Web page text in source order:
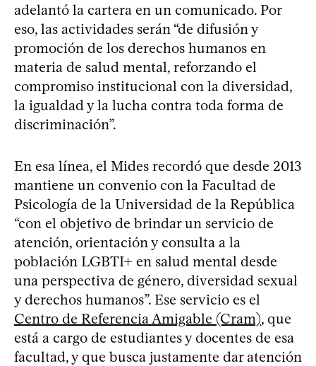
adelantó la cartera en un comunicado. Por
eso, las actividades serán “de difusión y
promoción de los derechos humanos en
materia de salud mental, reforzando el
compromiso institucional con la diversidad,
la igualdad y la lucha contra toda forma de
discriminación”.
En esa línea, el Mides recordó que desde 2013
mantiene un convenio con la Facultad de
Psicología de la Universidad de la República
“con el objetivo de brindar un servicio de
atención, orientación y consulta a la
población LGBTI+ en salud mental desde
una perspectiva de género, diversidad sexual
y derechos humanos”. Ese servicio es el
Centro de Referencia Amigable (Cram), que
está a cargo de estudiantes y docentes de esa
facultad, y que busca justamente dar atención